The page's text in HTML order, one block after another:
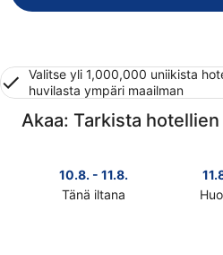
Valitse yli 1,000,000 uniikista
huvilasta ympäri maailman
Akaa: Tarkista
10.8. - 11.8.
Tänä iltana